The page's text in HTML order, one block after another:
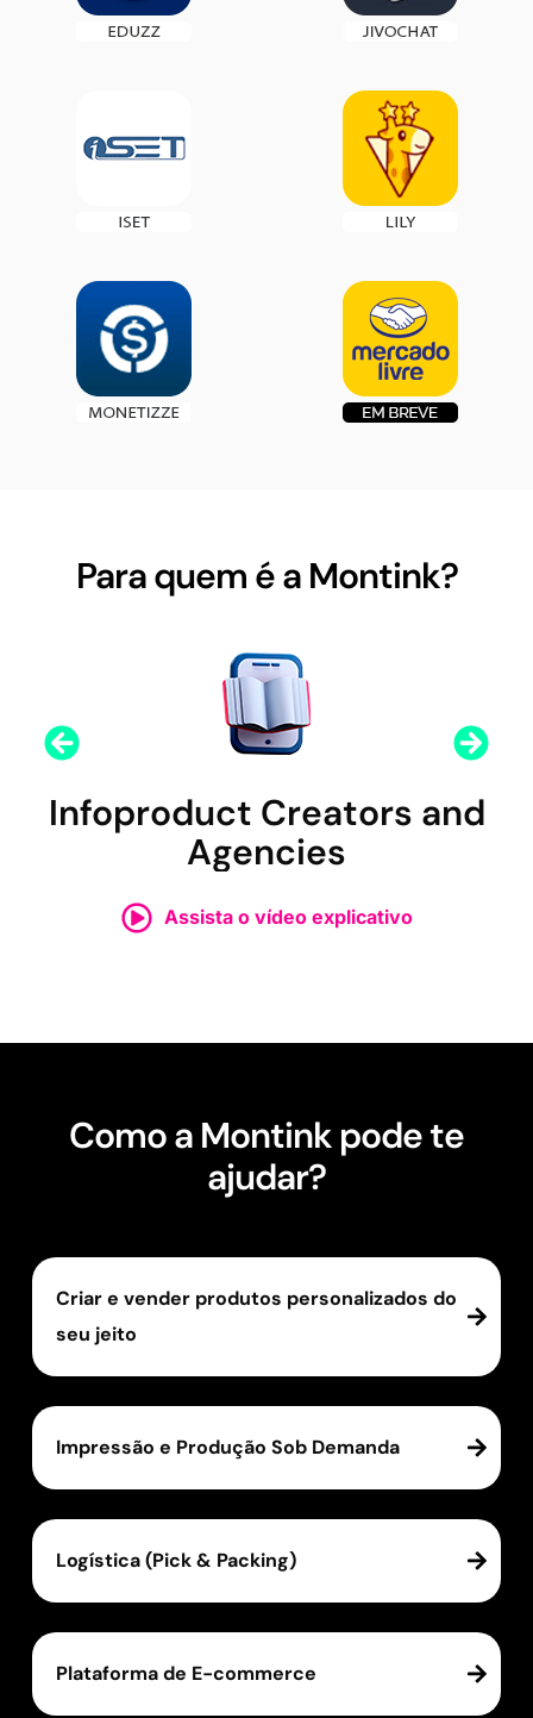
Para quem é a Montink?
Infoproduct Creators and
Agencies
Assista o vídeo explicativo
Como a Montink pode te
ajudar?
Criar e vender produtos personalizados do
seu jeito
Impressão e Produção Sob Demanda
Logística (Pick & Packing)
Plataforma de E-commerce